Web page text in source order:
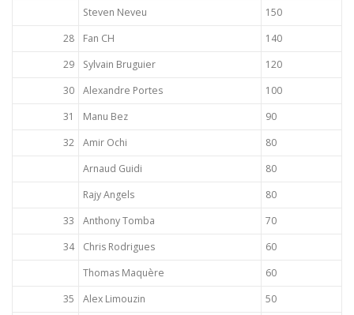
Steven Neveu
150
28
Fan CH
140
29
Sylvain Bruguier
120
30
Alexandre Portes
100
31
Manu Bez
90
32
Amir Ochi
80
Arnaud Guidi
80
Rajy Angels
80
33
Anthony Tomba
70
34
Chris Rodrigues
60
Thomas Maquère
60
35
Alex Limouzin 50